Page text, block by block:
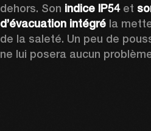
dehors. Son indice IP54 et
d’évacuation intégré la
de la saleté. Un peu de
ne lui posera aucun